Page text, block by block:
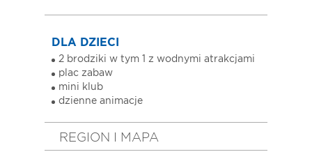
DLA DZIECI
2 brodziki w tym 1 z wodnymi atrakcjami
plac zabaw
mini klub
dzienne animacje
REGION I MAPA